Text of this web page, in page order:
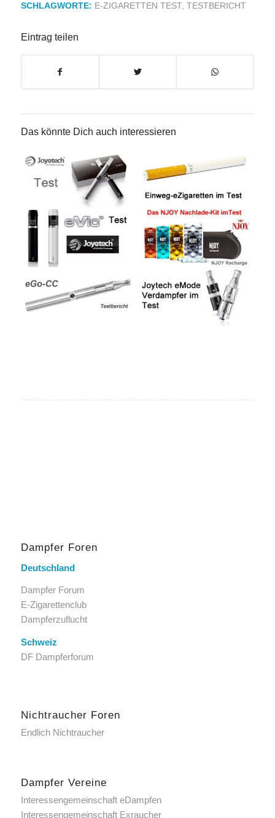
SCHLAGWORTE: E-ZIGARETTEN TEST, TESTBERICHT
Eintrag teilen
Das könnte Dich auch interessieren
Dampfer Foren
Deutschland
Dampfer Forum
E-Zigarettenclub
Dampferzuflucht
Schweiz
DF Dampferforum
Nichtraucher Foren
Endlich Nichtraucher
Dampfer Vereine
Interessengemeinschaft eDampfen
Interessengemeinschaft Exraucher